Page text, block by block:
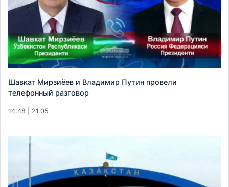
Шавкат Мирзиёев и Владимир Путин провели
телефонный разговор
14:48 | 21.05